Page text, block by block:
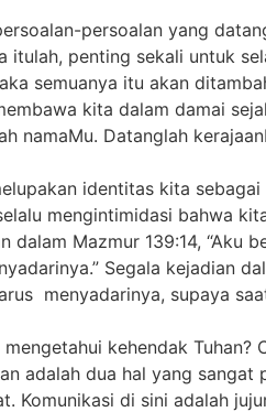
persoalan yang
itulah, penting sekali untuk
semuanya itu akan
kita dalam damai
namaMu. Datanglah
identitas kita
mengintimidasi bahwa
Mazmur 139:14, “Aku
Segala kejadian
menyadarinya, supaya
kehendak
adalah dua hal yang
di sini adalah